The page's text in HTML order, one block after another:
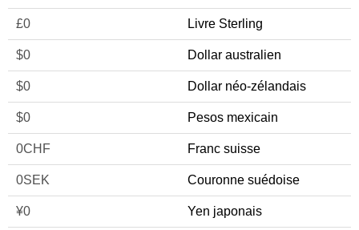
£0 Livre Sterling
$0 Dollar australien
$0 Dollar néo-zélandais
$0 Pesos mexicain
0CHF Franc suisse
0SEK Couronne suédoise
¥0 Yen japonais